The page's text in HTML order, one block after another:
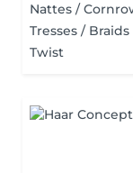
Nattes /
Tresses / Braids
Twist